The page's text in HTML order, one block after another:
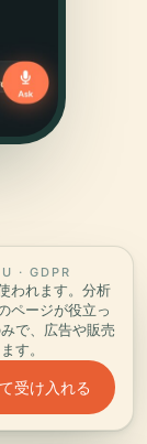
。
見をもとに、
· GDPR
われます。分析
ージが役立っ
で、広告や販売
す。
受け入れる